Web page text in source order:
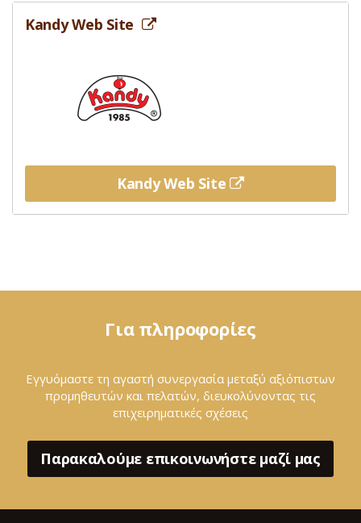
Kandy Web Site
Kandy Web Site
Για πληροφορίες
Εγγυόμαστε τη αγαστή συνεργασία μεταξύ αξιόπιστων
προμηθευτών και πελατών, διευκολύνοντας τις
επιχειρηματικές σχέσεις
Παρακαλούμε επικοινωνήστε μαζί μας